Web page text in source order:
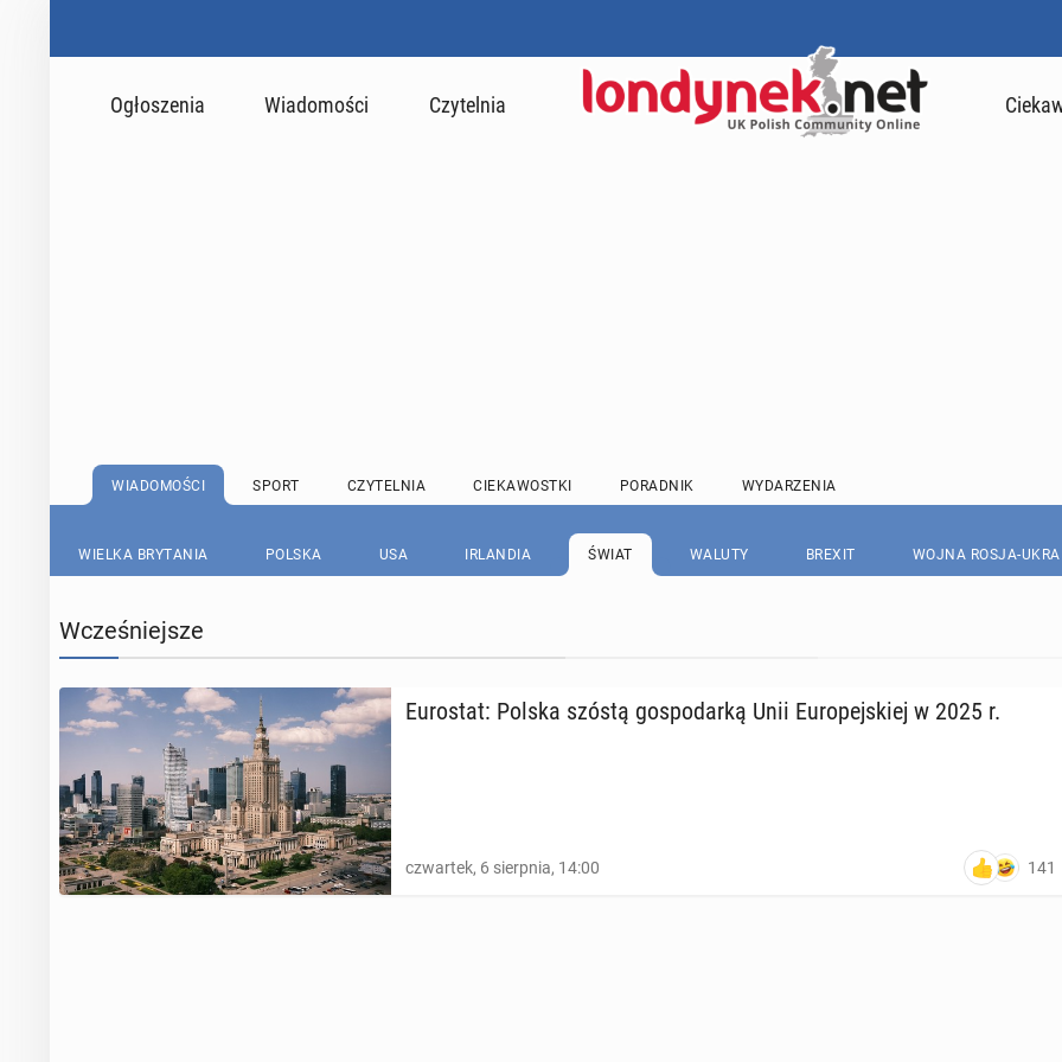
Ogłoszenia Wiadomości Czytelnia
WIADOMOŚCI SPORT CZYTELNIA CIEKAWOSTKI PORADNIK WYDARZENIA
WIELKA BRYTANIA POLSKA USA IRLANDIA ŚWIAT WALUTY BREXIT WOJNA ROSJA-
Wcześniejsze
Eu­ro­stat: Polska szóstą go­spo­dar­ką Unii Eu­ro­pej­skiej w 2025 r.
czwartek, 6 sierpnia, 14:00 141